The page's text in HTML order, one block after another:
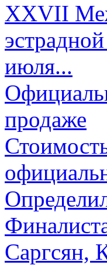
XXVII
июля...
продаже
Саргсян,